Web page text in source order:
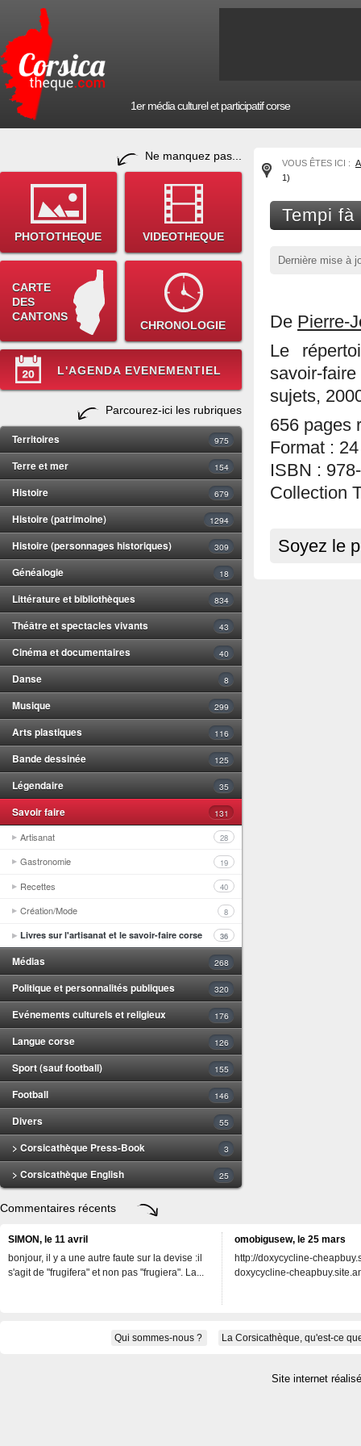
1er média culturel et participatif corse
Ne manquez pas...
PHOTOTHEQUE VIDEOTHEQUE
CARTE
DES
CANTONS
CHRONOLOGIE
L'AGENDA EVENEMENTIEL
Parcourez-ici les rubriques
Territoires 975
Terre et mer 154
Histoire 679
Histoire (patrimoine) 1294
Histoire (personnages historiques) 309
Généalogie 18
Littérature et bibliothèques 834
Théâtre et spectacles vivants 43
Cinéma et documentaires 40
Danse 8
Musique 299
Arts plastiques 116
Bande dessinée 125
Légendaire 35
Savoir faire 131
Artisanat 28
Gastronomie 19
Recettes 40
Création/Mode 8
Livres sur l'artisanat et le savoir-faire corse 36
Médias 268
Politique et personnalités publiques 320
Evénements culturels et religieux 176
Langue corse 126
Sport (sauf football) 155
Football 146
Divers 55
> Corsicathèque Press-Book 3
> Corsicathèque English 25
VOUS ÊTES ICI :
1)
Tempi fà
Dernière mise à
De Pierre-
Le
savoir-
sujets,
656 pages
Format :
ISBN :
Collection
Soyez le
Commentaires récents
SIMON, le 11 avril
bonjour, il y a une autre faute sur la devise :il
s'agit de "frugifera" et non pas "frugiera". La...
omobigusew, le 25 mars
http://doxycycline-
doxycycline-
Qui sommes-nous ? La Corsicathèque, qu'est-ce
Site internet